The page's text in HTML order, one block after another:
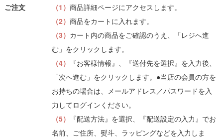
ご注文 （1） 商品詳細ページにアクセスします。
（2） 商品をカートに入れます。
（3） カート内の商品をご確認のうえ、「レジへ進
む」をクリックします。
（4）
『お客様情報』、『送付先を選択』を入力後、
「次へ進む」をクリックします。●当店の会員の方を
お持ちの場合は、メールアドレス／パスワードを入
力してログインください。
（5）
『配送方法』を選択、『配送設定の入力』でお
名前、ご住所、熨斗、ラッピングなどを入力しま